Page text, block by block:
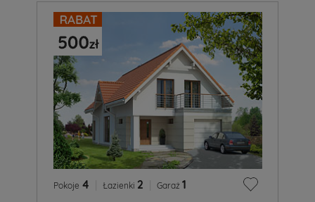
Pokoje 4 Łazienki 2 Garaż 1